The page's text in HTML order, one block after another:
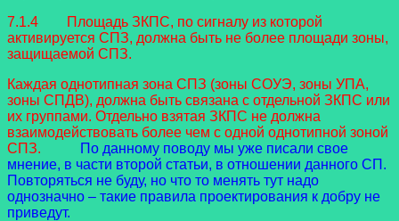
7.1.4 Площадь ЗКПС, по сигналу из которой
активируется СПЗ, должна быть не более площади зоны,
защищаемой СПЗ.
Каждая однотипная зона СПЗ (зоны СОУЭ, зоны УПА,
зоны СПДВ), должна быть связана с отдельной ЗКПС или
их группами. Отдельно взятая ЗКПС не должна
взаимодействовать более чем с одной однотипной зоной
СПЗ.
По данному поводу мы уже писали свое
мнение, в части второй статьи, в отношении данного СП.
Повторяться не буду, но что то менять тут надо
однозначно – такие правила проектирования к добру не
приведут.